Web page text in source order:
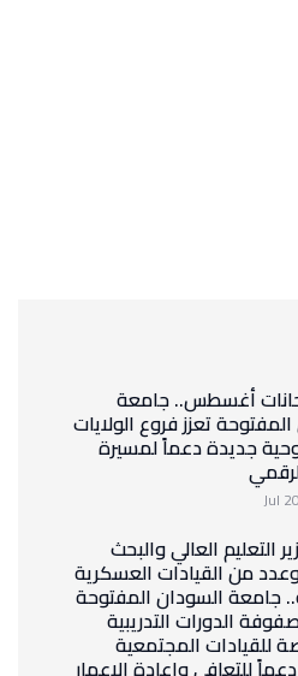
أغسطس.. جامعة
تعزز فروع الولايات
جديدة دعماً لمسيرة
التعليم العالي والبحث
من القيادات العسكرية
جامعة السودان المفتوحة
الدورات التدريبية
للقيادات المجتمعية